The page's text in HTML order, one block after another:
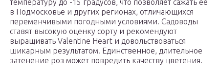
температуру до -15 градусов, что позволяет сажать ее
в Подмосковье и других регионах, отличающихся
переменчивыми погодными условиями. Садоводы
ставят высокую оценку сорту и рекомендуют
выращивать Valentine Heart и довольствоваться
шикарным результатом. Единственное, длительное
затенение роз может повредить качеству цветения.